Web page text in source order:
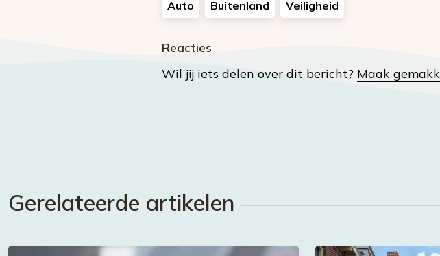
Auto Buitenland Veiligheid
Reacties
Wil jij iets delen over dit bericht? Maak
Gerelateerde artikelen